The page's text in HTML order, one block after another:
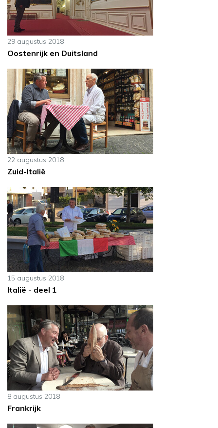
29 augustus 2018
Oostenrijk en Duitsland
22 augustus 2018
Zuid-Italië
15 augustus 2018
Italië - deel 1
8 augustus 2018
Frankrijk